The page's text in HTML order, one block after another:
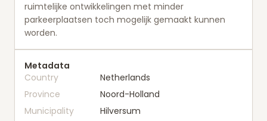
ruimtelijke ontwikkelingen met minder
parkeerplaatsen toch mogelijk gemaakt kunnen
worden.
Metadata
Country
Netherlands
Province
Noord-Holland
Municipality
Hilversum